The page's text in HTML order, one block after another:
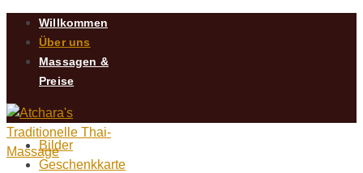
Willkommen
Über uns
Massagen &
Preise
Bilder
Geschenkkarte